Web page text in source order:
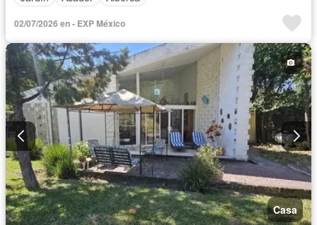
02/07/2026 en - EXP México
Casa